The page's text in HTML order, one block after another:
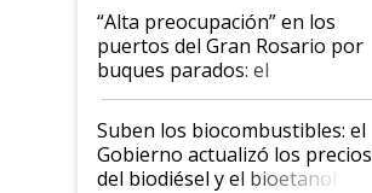
“Alta preocupación” en los
puertos del Gran Rosario por
buques parados: el
funcionamiento de las
exportadoras en tensión tras
la medida de fuerza de los
prácticos
Suben los biocombustibles: el
Gobierno actualizó los precios
del biodiésel y el bioetanol